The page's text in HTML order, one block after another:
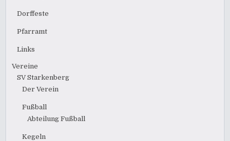
Dorffeste
Pfarramt
Links
Vereine
SV Starkenberg
Der Verein
Fußball
Abteilung Fußball
Kegeln